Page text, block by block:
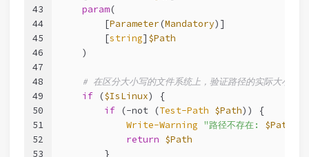
43
44
45
46
47
48
49
50
51
52
53
param(
        [
Parameter (Mandatory)]
        [
string] $Path
    )
# 在区分大小写的文件系统上，验证路径的实际大小写
if ($IsLinux) {
if (-not (Test-Path $Path)) {
Write-Warning "路径不存在: $Path
return $Path
        }